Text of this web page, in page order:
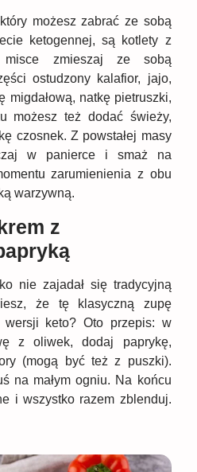
możesz zabrać ze sobą
ketogennej, są kotlety z
zmieszaj ze sobą
ostudzony kalafior, jajo,
migdałową, natkę pietruszki,
możesz też dodać świeży,
czosnek. Z powstałej masy
w panierce i smaż na
zarumienienia z obu
warzywną.
z
nie zajadał się tradycyjną
że tę klasyczną zupę
wersji keto? Oto przepis: w
z oliwek, dodaj paprykę,
(mogą być też z puszki).
na małym ogniu. Na końcu
i wszystko razem zblenduj.